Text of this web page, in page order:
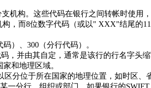
机构。这些代码在银行之间转帐时使
，而8位数字代码（或以" XXX"结尾的
）、300（分行代码）。
，并由其自定，通常是该行的行名字头
和地理区域。
区分位于所在国家的地理位置，如时区、